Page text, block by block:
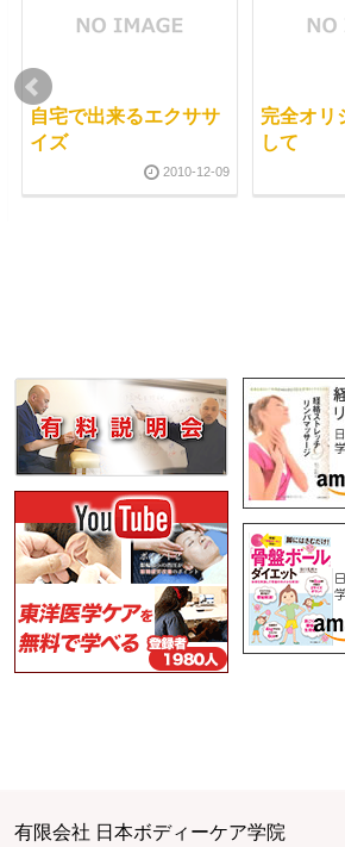
自宅で出来るエクササ
イズ
2010-12-09
完全オリ
して
有限会社 日本ボディーケア学院